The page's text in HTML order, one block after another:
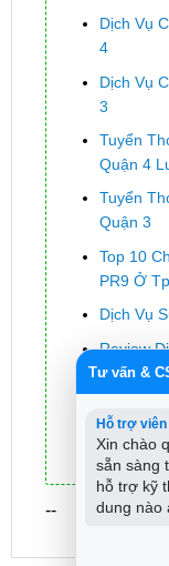
Dịch Vụ
4
Dịch Vụ
3
Tuyển
Quận 4
Tuyển
Quận 3
Top 10
PR9 Ở
Dịch Vụ
Review
Dịch Vụ
Top 10
Thạnh
--
Tư vấn &
Hỗ trợ viên
Xin chào
sẵn sàng
hỗ trợ kỹ
dung nào